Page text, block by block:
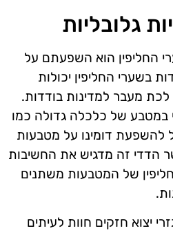
גלובליות
החליפין הוא השפעתם על
בשערי החליפין יכולות
מעבר למדינות בודדות.
במטבע של כלכלה גדולה כמו
להשפעת דומינו על מטבעות
הדדי זה מדגיש את החשיבות
של המטבעות משתנים
יצוא חזקים חוות לעיתים